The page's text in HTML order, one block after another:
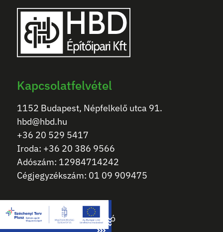
Kapcsolatfelvétel
1152 Budapest, Népfelkelő utca 91.
hbd@hbd.hu
+36 20 529 5417
Iroda: +36 20 386 9566
Adószám: 12984714242
Cégjegyzékszám: 01 09 909475
Impresszum
Adatkezelési tájékoztató